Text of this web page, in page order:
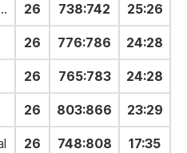
26 738:742 25:26
26 776:786 24:28
26 765:783 24:28
26 803:866 23:29
26 748:808 17:35